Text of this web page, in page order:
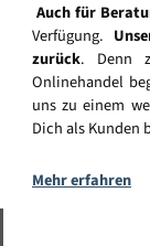
Auch für
Verfügung.
zurück. Denn
Onlinehandel
uns zu einem
Dich als Kunden
Mehr erfahren